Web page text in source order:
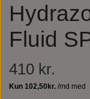
Fluid
410 kr.